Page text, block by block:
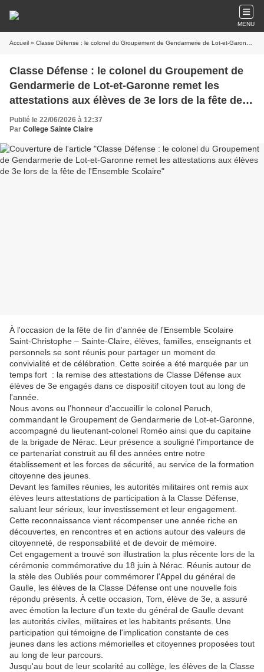
MENU
Accueil » Classe Défense : le colonel du Groupement de Gendarmerie de Lot-et-Garonne remet les attestations aux élèves de 3e lors de la fête de l'Ensemble Scolaire
Classe Défense : le colonel du Groupement de
Gendarmerie de Lot-et-Garonne remet les
attestations aux élèves de 3e lors de la fête de
l'Ensemble Scolaire
Publié le 22/06/2026 à 12:37
Par College Sainte Claire
À l'occasion de la fête de fin d'année de l'Ensemble Scolaire
Saint-Christophe – Sainte-Claire, élèves, familles, enseignants et
personnels se sont réunis pour partager un moment de
convivialité et de célébration. Cette soirée a été marquée par un
temps fort : la remise des attestations de Classe Défense aux
élèves de 3e engagés dans ce dispositif citoyen tout au long de
l'année.
Nous avons eu l'honneur d'accueillir le colonel Peruch,
commandant le Groupement de Gendarmerie de Lot-et-Garonne,
accompagné du lieutenant-colonel Roméo ainsi que du capitaine
de la brigade de Nérac. Leur présence a souligné l'importance de
ce partenariat construit au fil des années entre notre
établissement et les forces de sécurité, au service de la formation
citoyenne des jeunes.
Devant les familles réunies, les autorités militaires ont remis aux
élèves leurs attestations de participation à la Classe Défense,
saluant leur sérieux, leur investissement et leur engagement.
Cette reconnaissance vient récompenser une année riche en
découvertes, en rencontres et en actions autour des valeurs de
citoyenneté, de responsabilité et de devoir de mémoire.
Cet engagement a trouvé son illustration la plus récente lors de la
cérémonie commémorative du 18 juin à Nérac. Réunis autour de
la stèle des Oubliés pour commémorer l'Appel du général de
Gaulle, les élèves de la Classe Défense ont une nouvelle fois
répondu présents. À cette occasion, Tom, élève de 3e, a assuré
avec émotion la lecture d'un texte du général de Gaulle devant
les autorités civiles, militaires et les habitants présents. Une
participation qui témoigne de l'implication constante de ces
jeunes dans les actions mémorielles et citoyennes proposées tout
au long de leur parcours.
Jusqu'au bout de leur scolarité au collège, les élèves de la Classe